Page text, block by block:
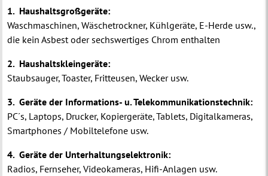
1. Haushaltsgroßgeräte:
Waschmaschinen, Wäschetrockner, Kühlgeräte, E-Herde usw.,
die kein Asbest oder sechswertiges Chrom enthalten
2. Haushaltskleingeräte:
Staubsauger, Toaster, Fritteusen, Wecker usw.
3. Geräte der Informations- u. Telekommunikationstechnik:
PC´s, Laptops, Drucker, Kopiergeräte, Tablets, Digitalkameras,
Smartphones / Mobiltelefone usw.
4. Geräte der Unterhaltungselektronik:
Radios, Fernseher, Videokameras, Hifi-Anlagen usw.